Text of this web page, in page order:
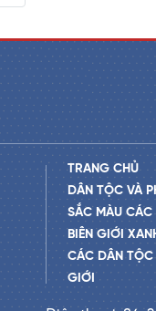
TRANG CHỦ
DÂN TỘC VÀ
SẮC MÀU
BIÊN GIỚI
CÁC DÂN TỘC
GIỚI